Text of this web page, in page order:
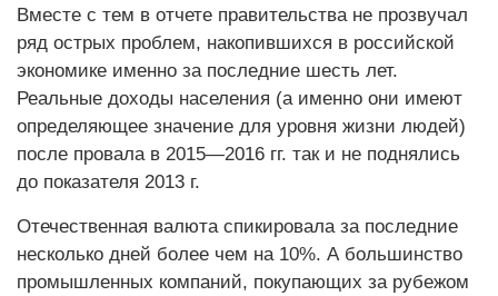
Вместе с тем в отчете правительства не прозвучал
ряд острых проблем, накопившихся в российской
экономике именно за последние шесть лет.
Реальные доходы населения (а именно они имеют
определяющее значение для уровня жизни людей)
после провала в 2015—2016 гг. так и не поднялись
до показателя 2013 г.
Отечественная валюта спикировала за последние
несколько дней более чем на 10%. А большинство
промышленных компаний, покупающих за рубежом